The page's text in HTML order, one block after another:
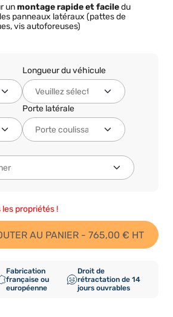
unmontage rapide et faciledu
panneaux latéraux (pattes de
vis autoforeuses)
Longueur du véhicule
Porte latérale
propriétés !
AU PANIER - 765,00 € HT
Fabrication
française ou
européenne
Droit de
rétractation de 14
jours ouvrables